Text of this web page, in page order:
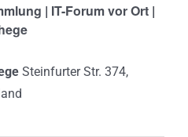
| IT-Forum vor Ort |
Steinfurter Str. 374,